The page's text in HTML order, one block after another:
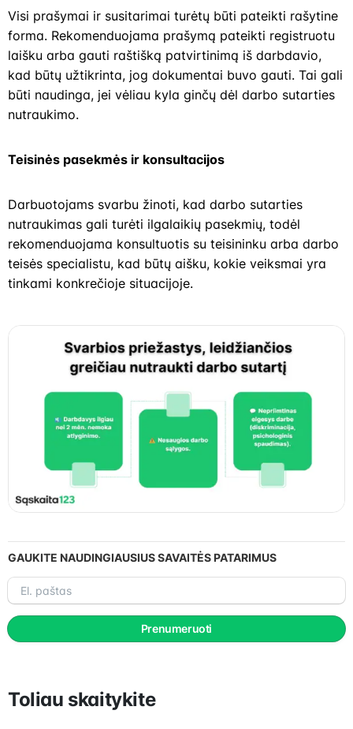
Visi prašymai ir susitarimai turėtų būti pateikti rašytine
forma. Rekomenduojama prašymą pateikti registruotu
laišku arba gauti raštišką patvirtinimą iš darbdavio,
kad būtų užtikrinta, jog dokumentai buvo gauti. Tai gali
būti naudinga, jei vėliau kyla ginčų dėl darbo sutarties
nutraukimo.
Teisinės pasekmės ir konsultacijos
Darbuotojams svarbu žinoti, kad darbo sutarties
nutraukimas gali turėti ilgalaikių pasekmių, todėl
rekomenduojama konsultuotis su teisininku arba darbo
teisės specialistu, kad būtų aišku, kokie veiksmai yra
tinkami konkrečioje situacijoje.
GAUKITE NAUDINGIAUSIUS SAVAITĖS PATARIMUS
El.
paštas
Prenumeruoti
Toliau skaitykite